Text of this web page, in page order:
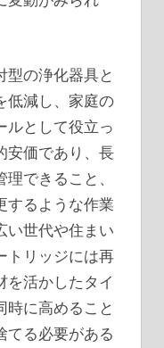
型の浄化器具と
低減し、家庭の
ルとして役立っ
安価であり、長
できること、
するような作業
い世代や住まい
トリッジには再
を活かしたタイ
時に高めること
てる必要がある